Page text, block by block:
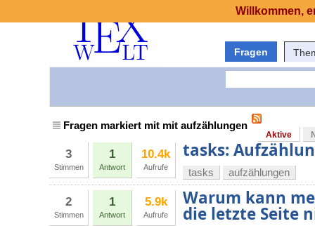
Fragen
Fragen markiert mit mit aufzählungen
Aktive
3
Stimmen
1
Antwort
10.4k
Aufrufe
tasks:
tasks aufzählungen
2
Stimmen
1
Antwort
5.9k
Aufrufe
Warum kann
die letzte Seite
Willkommen,